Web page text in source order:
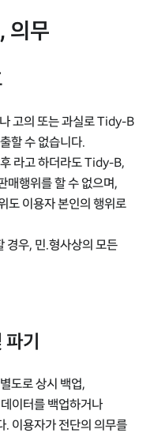
의무
고의 또는 과실로 Tidy-B
할 수 없습니다.
라고 하더라도 Tidy-B,
행위를 할 수 없으며,
도 이용자 본인의 행위로
경우, 민.형사상의 모든
파기
도로 상시 백업,
이터를 백업하거나
. 이용자가 전단의 의무를